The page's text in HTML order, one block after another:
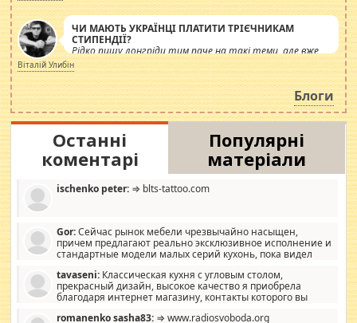
ЧИ МАЮТЬ УКРАЇНЦІ ПЛАТИТИ ТРІЄЧНИКАМ
СТИПЕНДІЇ?
Рідко пишу лонгріди тим паче на такі теми, але вже
просто дістало! Обурюють сьогоднішні інсенуації
навколо стипендіального питання. Штучно
роздувається ще одна соціальна катастрофа.
Віталій Улибін
Блоги
Останні
коментарі
Популярні
матеріали
ischenko peter: ⇒ blts-tattoo.com
Gor:Сейчас рынок мебели чрезвычайно насыщен,
причем предлагают реально эксклюзивное исполнение и
стандартные модели малых серий кухонь, пока видел
стандартные формы, в MebelOk, креативненько и что главное -
со вкусом все в порядке, без ненужных наворотов удорожающих
мебель, а это не последний фактор.
tavaseni: Классическая кухня с угловым столом,
прекрасный дизайн, высокое качество я приобрела
благодаря интернет магазину, контакты которого вы
romanenko sasha83: ⇒ www.radiosvoboda.org